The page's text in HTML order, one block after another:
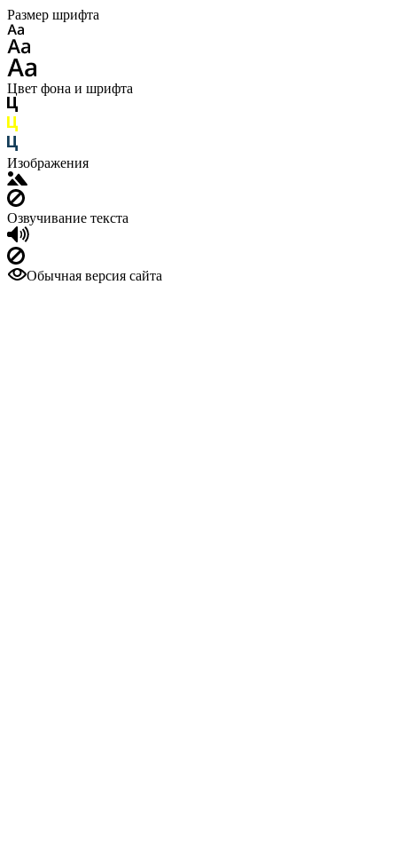
Размер шрифта
Цвет фона и шрифта
Изображения
Озвучивание текста
Обычная версия сайта